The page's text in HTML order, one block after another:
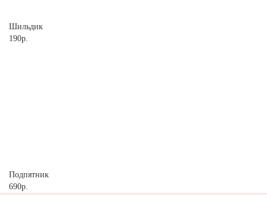
Шильдик
190р.
Подпятник
690р.